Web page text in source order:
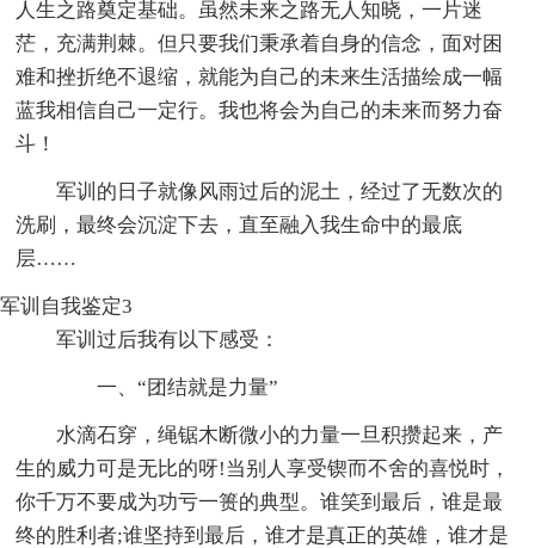
人生之路奠定基础。虽然未来之路无人知晓，一片迷
茫，充满荆棘。但只要我们秉承着自身的信念，面对困
难和挫折绝不退缩，就能为自己的未来生活描绘成一幅
蓝我相信自己一定行。我也将会为自己的未来而努力奋
斗！
军训的日子就像风雨过后的泥土，经过了无数次的
洗刷，最终会沉淀下去，直至融入我生命中的最底
层……
军训自我鉴定3
军训过后我有以下感受：
一、“团结就是力量”
水滴石穿，绳锯木断微小的力量一旦积攒起来，产
生的威力可是无比的呀!当别人享受锲而不舍的喜悦时，
你千万不要成为功亏一篑的典型。谁笑到最后，谁是最
终的胜利者;谁坚持到最后，谁才是真正的英雄，谁才是